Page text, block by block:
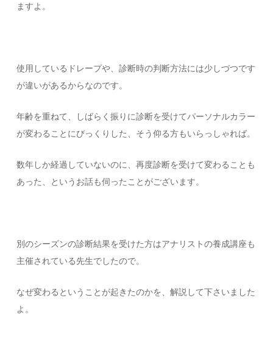
ますよ。
使用しているドレープや、診断時の判断方法には少しづつです
が違いがあるからなのです。
年齢を重ねて、しばらく振りに診断を受けてパーソナルカラー
が変わることにびっくりした、そう仰る方もいらっしゃれば。
数年しか経過していないのに、再度診断を受けて変わることも
あった、というお話も伺ったことがございます。
別のシーズンの診断結果を受けた方はアナリストの養成講座も
主催されている先生でしたので。
なぜ変わるということが起きたのかを、解説して下さいました
よ。